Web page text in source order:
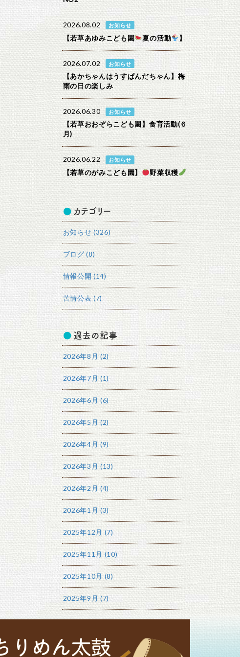
2026.08.02 お知らせ
【若草あゆみこども園 夏の活動 】
2026.07.02 お知らせ
【あかちゃんはうすぱんだちゃん】梅
雨の日の楽しみ
2026.06.30 お知らせ
【若草おおぞらこども園】食育活動(６
月)
2026.06.22 お知らせ
【若草のがみこども園】 野菜収穫
カテゴリー
お知らせ (326)
ブログ (8)
情報公開 (14)
苦情公表 (7)
過去の記事
2026年8月 (2)
2026年7月 (1)
2026年6月 (6)
2026年5月 (2)
2026年4月 (9)
2026年3月 (13)
2026年2月 (4)
2026年1月 (3)
2025年12月 (7)
2025年11月 (10)
2025年10月 (8)
2025年9月 (7)